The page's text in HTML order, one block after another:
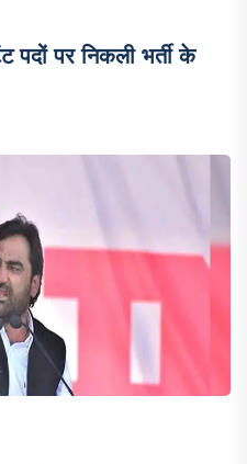
पर निकली भर्ती के